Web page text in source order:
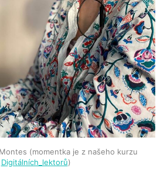
(momentka je z našeho kurzu
Digitálních_lektorů)